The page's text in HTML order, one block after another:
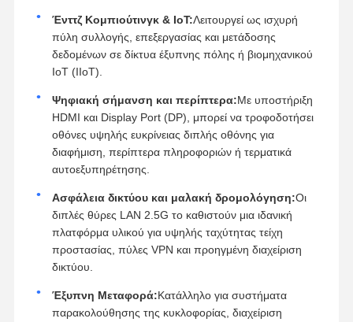
Ένττζ Κομπιούτινγκ & IoT:Λειτουργεί ως ισχυρή
πύλη συλλογής, επεξεργασίας και μετάδοσης
δεδομένων σε δίκτυα έξυπνης πόλης ή βιομηχανικού
IoT (IIoT).
Ψηφιακή σήμανση και περίπτερα:Με υποστήριξη
HDMI και Display Port (DP), μπορεί να τροφοδοτήσει
οθόνες υψηλής ευκρίνειας διπλής οθόνης για
διαφήμιση, περίπτερα πληροφοριών ή τερματικά
αυτοεξυπηρέτησης.
Ασφάλεια δικτύου και μαλακή δρομολόγηση:Οι
διπλές θύρες LAN 2.5G το καθιστούν μια ιδανική
πλατφόρμα υλικού για υψηλής ταχύτητας τείχη
προστασίας, πύλες VPN και προηγμένη διαχείριση
δικτύου.
Έξυπνη Μεταφορά:Κατάλληλο για συστήματα
παρακολούθησης της κυκλοφορίας, διαχείριση